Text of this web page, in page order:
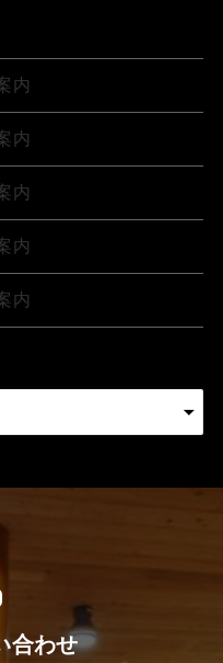
内
内
内
内
内
合わせ